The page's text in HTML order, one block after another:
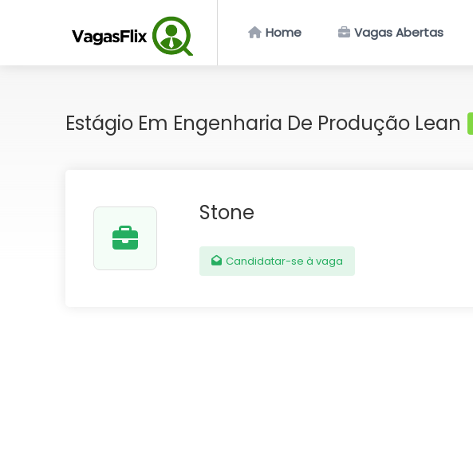
Home Vagas Abertas
Estágio Em Engenharia De Produção Lean
Stone
Candidatar-se à vaga